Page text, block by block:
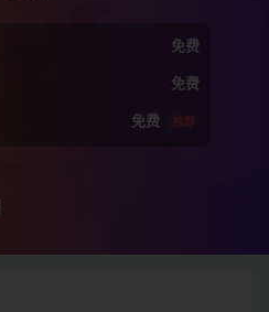
免费
免费
免费 推荐